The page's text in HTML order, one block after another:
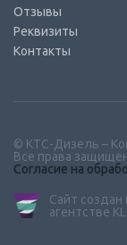
Отзывы
Реквизиты
Контакты
© КТС-Дизель –
Все права
Согласие на
Сайт создан
агентстве